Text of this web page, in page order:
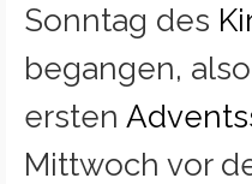
Sonntag des
begangen,
ersten
Mittwoch vor